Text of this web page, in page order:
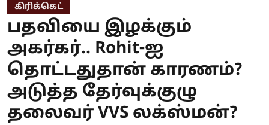
கிரிக்கெட்
பதவியை இழக்கும்
அகர்கர்.. Rohit-ஐ
தொட்டதுதான் காரணம்?
அடுத்த தேர்வுக்குழு
தலைவர் VVS லக்ஸ்மன்?